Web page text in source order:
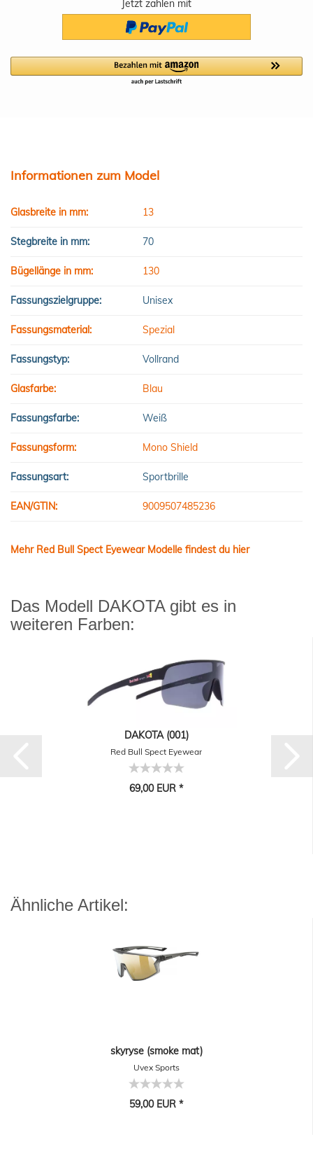
Jetzt zahlen mit
Informationen zum Model
Glasbreite in mm: 13
Stegbreite in mm: 70
Bügellänge in mm: 130
Fassungszielgruppe: Unisex
Fassungsmaterial: Spezial
Fassungstyp: Vollrand
Glasfarbe: Blau
Fassungsfarbe: Weiß
Fassungsform: Mono Shield
Fassungsart: Sportbrille
EAN/GTIN: 9009507485236
Mehr Red Bull Spect Eyewear Modelle findest du hier
Das Modell DAKOTA gibt es in
weiteren Farben:
DAKOTA (001)
Red Bull Spect Eyewear
69,00 EUR *
Ähnliche Artikel:
skyryse (smoke mat)
Uvex Sports
59,00 EUR *